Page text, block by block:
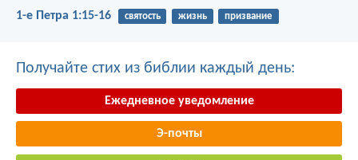
1-е Петра 1:15-16 святость жизнь призвание
Получайте стих из библии каждый день:
Ежедневное уведомление
Э-почты